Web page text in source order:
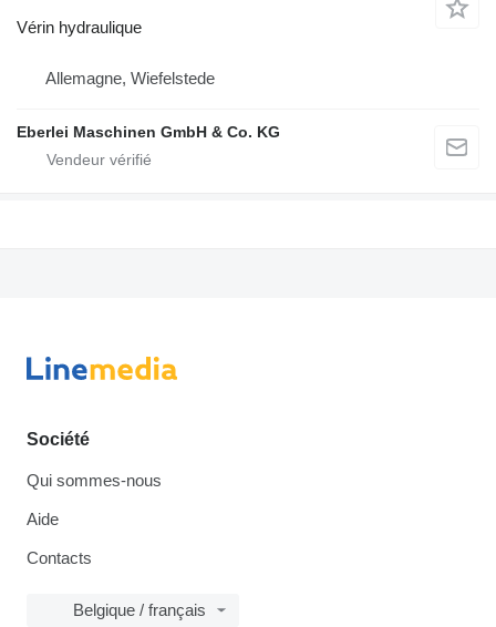
Vérin hydraulique
Allemagne, Wiefelstede
Eberlei Maschinen GmbH & Co. KG
Société
Qui sommes-nous
Aide
Contacts
Belgique / français